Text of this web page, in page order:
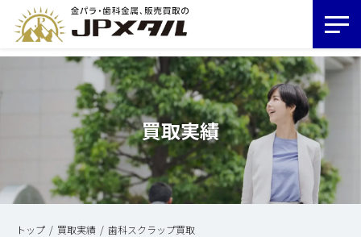
買取実績
トップ 買取実績 歯科スクラップ買取